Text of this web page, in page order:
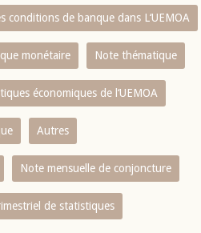
conditions de banque dans L‘UEMOA
monétaire Note thématique
économiques de l‘UEMOA
Autres
Note mensuelle de conjoncture
de statistiques